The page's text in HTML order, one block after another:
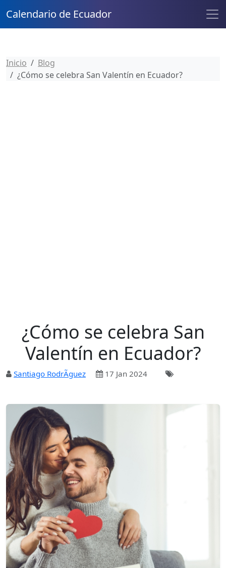
Calendario de Ecuador
Inicio
Blog
¿Cómo se celebra San Valentín en Ecuador?
¿Cómo se celebra San
Valentín en Ecuador?
Santiago RodrÃ­guez 17 Jan 2024